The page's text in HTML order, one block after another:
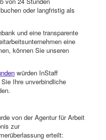
oder langfristig als
und eine transparente
eine
können Sie unseren
würden InStaff
Ihre unverbindliche
von der Agentur für Arbeit
zur
erteilt: